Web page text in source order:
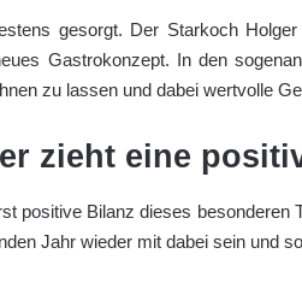
gesorgt. Der Starkoch
Gastrokonzept. In den
zu lassen und dabei wertvolle
zieht eine
positive Bilanz dieses besonderen
Jahr wieder mit dabei sein und